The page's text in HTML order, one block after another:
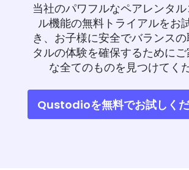
当社のパワフルなペアレンタ
ル機能の無料トライアルをお
き、お子様に安全でバランス
タルの体験を確保するために
な全てのものを見つけてく
Qustodioを無料でお試しく